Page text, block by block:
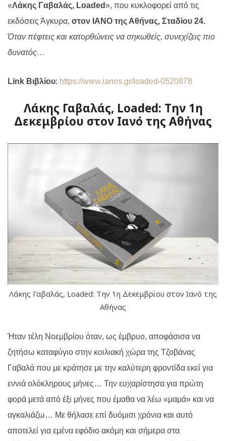
«Λάκης Γαβαλάς, Loaded», που κυκλοφορεί από τις
εκδόσεις Άγκυρα, στον ΙΑΝΟ της Αθήνας, Σταδίου 24.
Όταν πέφτεις και κατορθώνεις να σηκωθείς, συνεχίζεις πιο
δυνατός…
Link Βιβλίου: https://www.ianos.gr/loaded-0520878
Λάκης Γαβαλάς, Loaded: Την 1η
Δεκεμβρίου στον Ιανό της Αθήνας
Λάκης Γαβαλάς, Loaded: Την 1η Δεκεμβρίου στον Ιανό της
Αθήνας
Ήταν τέλη Νοεμβρίου όταν, ως έμβρυο, αποφάσισα να
ζητήσω καταφύγιο στην κοιλιακή χώρα της Τζοβάνας
Γαβαλά που με κράτησε με την καλύτερη φροντίδα εκεί για
εννιά ολόκληρους μήνες… Την ευχαρίστησα για πρώτη
φορά μετά από έξι μήνες που έμαθα να λέω «μαμά» και να
αγκαλιάζω… Με θήλασε επί δυόμισι χρόνια και αυτό
αποτελεί για εμένα εφόδιο ακόμη και σήμερα στα